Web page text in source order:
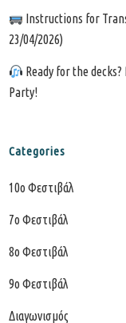
Instructions for
23/04/2026)
Ready for the
Party!
Categories
10o Φεστιβάλ
7o Φεστιβάλ
8ο Φεστιβάλ
9ο Φεστιβάλ
Διαγωνισμός